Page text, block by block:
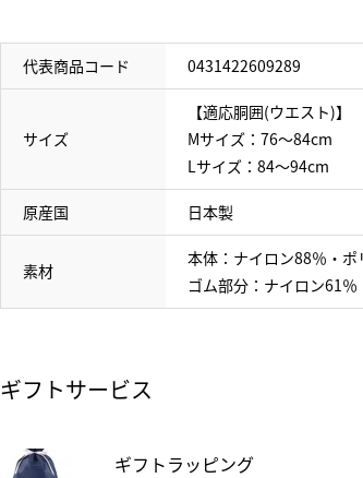
代表商品コード 0431422609289
サイズ
【適応胴囲(ウエスト)】
Mサイズ：76～84cm
Lサイズ：84～94cm
原産国 日本製
素材
本体：ナイロン88％・ポ
ゴム部分：ナイロン61
ギフトサービス
ギフトラッピング